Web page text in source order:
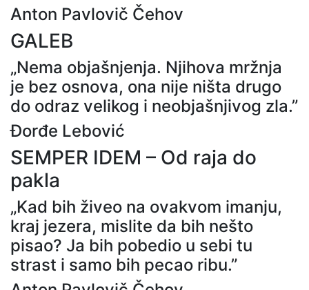
Anton Pavlovič Čehov
GALEB
„Nema objašnjenja. Njihova mržnja
je bez osnova, ona nije ništa drugo
do odraz velikog i neobjašnjivog zla.”
Đorđe Lebović
SEMPER IDEM – Od raja do
pakla
„Kad bih živeo na ovakvom imanju,
kraj jezera, mislite da bih nešto
pisao? Ja bih pobedio u sebi tu
strast i samo bih pecao ribu.”